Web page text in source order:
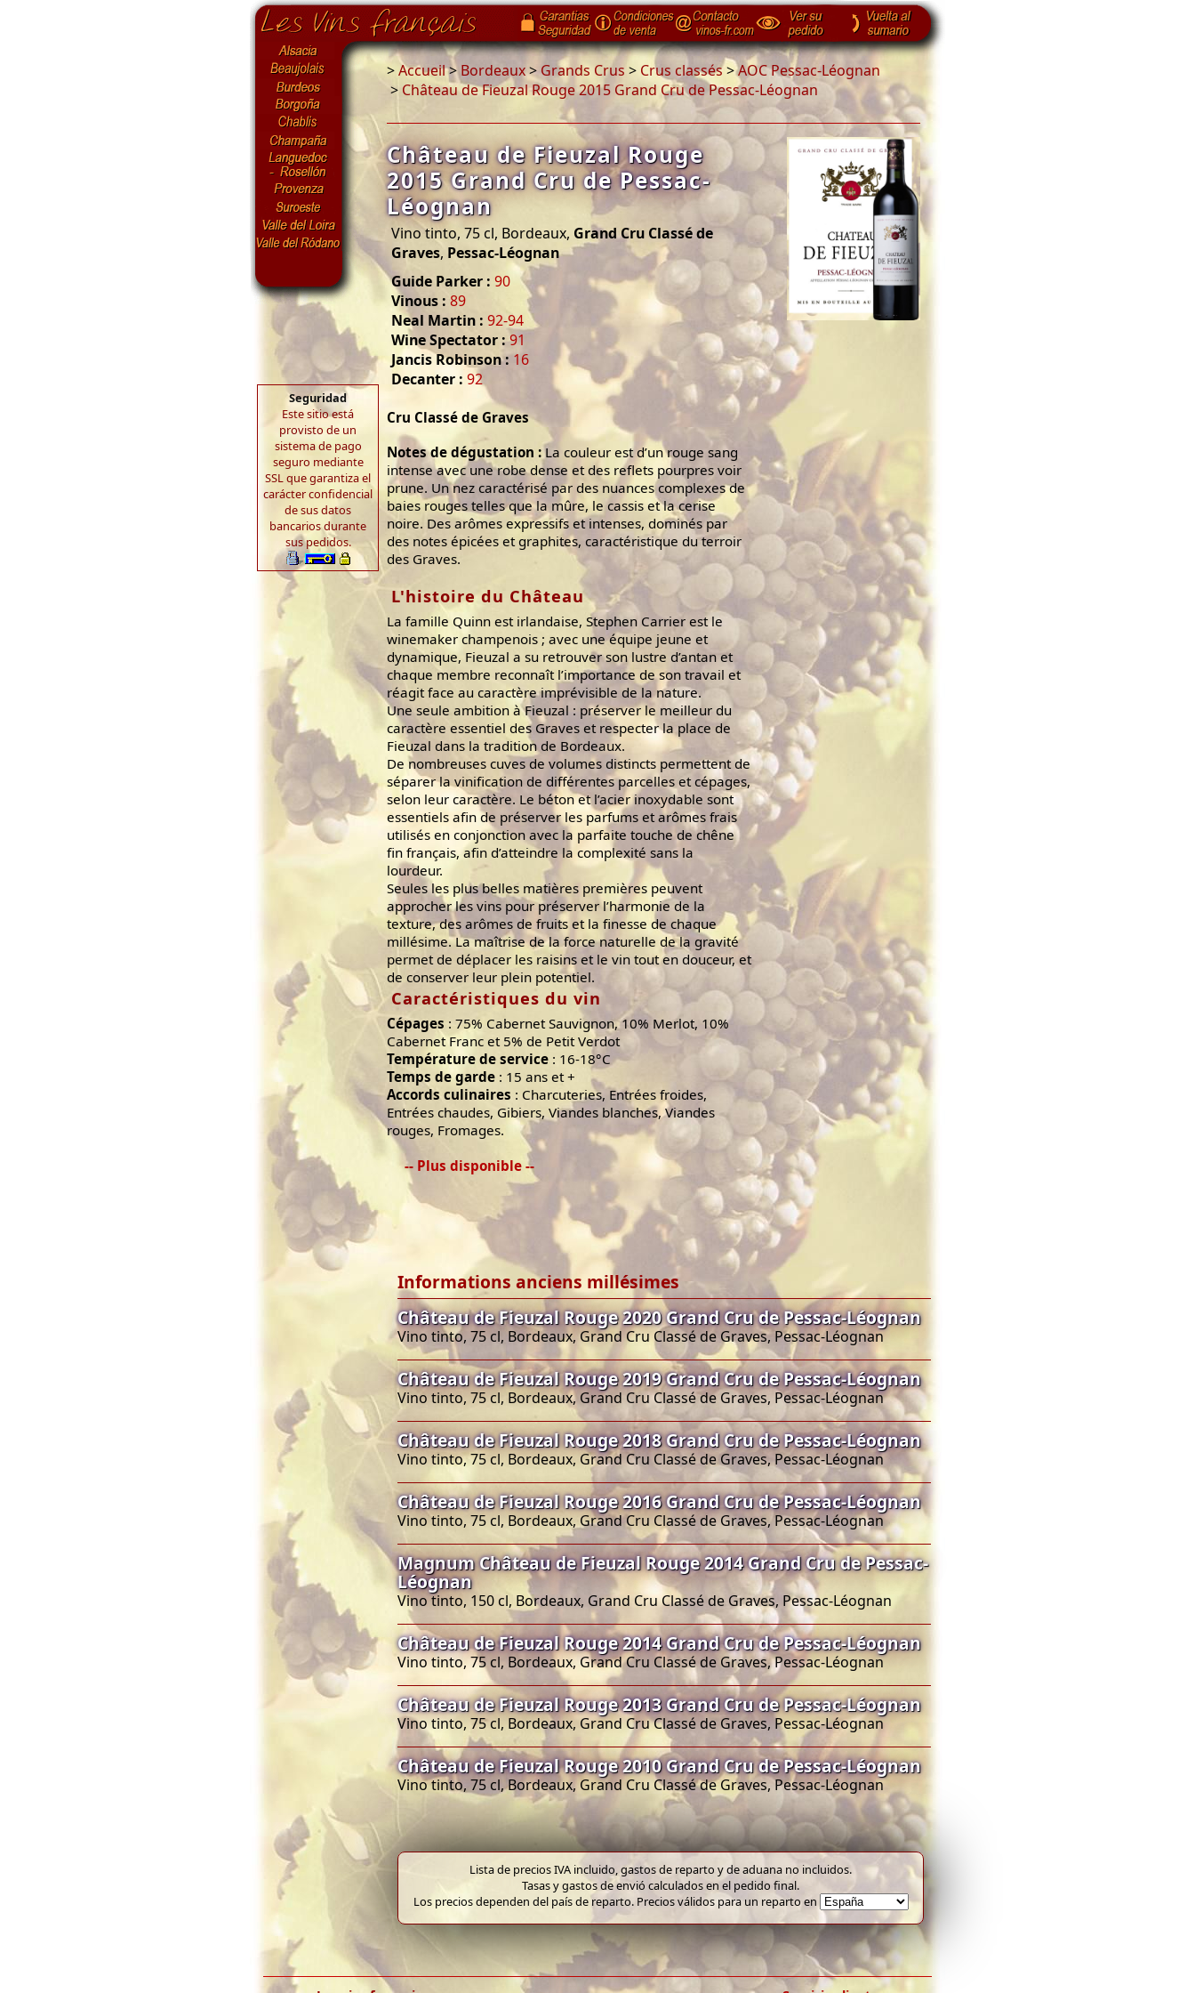
Seguridad
Este sitio está
provisto de un
sistema de pago
seguro mediante
SSL que garantiza el
carácter confidencial
de sus datos
bancarios durante
sus pedidos.
>Accueil>Bordeaux> Grands Crus > Crus classés>AOC Pessac-Léognan
> Château de Fieuzal Rouge 2015 Grand Cru de Pessac-Léognan
Château de Fieuzal Rouge
2015 Grand Cru de Pessac-
Léognan
Vino tinto, 75 cl, Bordeaux, Grand Cru Classé de
Graves, Pessac-Léognan
Guide Parker : 90
Vinous : 89
Neal Martin : 92-94
Wine Spectator :91
Jancis Robinson :16
Decanter : 92
Cru Classé de Graves
Notes de dégustation :La couleur est d’un rouge sang
intense avec une robe dense et des reflets pourpres voir
prune. Un nez caractérisé par des nuances complexes de
baies rouges telles que la mûre, le cassis et la cerise
noire. Des arômes expressifs et intenses, dominés par
des notes épicées et graphites, caractéristique du terroir
des Graves.
L'histoire du Château
La famille Quinn est irlandaise, Stephen Carrier est le
winemaker champenois ; avec une équipe jeune et
dynamique, Fieuzal a su retrouver son lustre d’antan et
chaque membre reconnaît l’importance de son travail et
réagit face au caractère imprévisible de la nature.
Une seule ambition à Fieuzal : préserver le meilleur du
caractère essentiel des Graves et respecter la place de
Fieuzal dans la tradition de Bordeaux.
De nombreuses cuves de volumes distincts permettent de
séparer la vinification de différentes parcelles et cépages,
selon leur caractère. Le béton et l’acier inoxydable sont
essentiels afin de préserver les parfums et arômes frais
utilisés en conjonction avec la parfaite touche de chêne
fin français, afin d’atteindre la complexité sans la
lourdeur.
Seules les plus belles matières premières peuvent
approcher les vins pour préserver l’harmonie de la
texture, des arômes de fruits et la finesse de chaque
millésime. La maîtrise de la force naturelle de la gravité
permet de déplacer les raisins et le vin tout en douceur, et
de conserver leur plein potentiel.
Caractéristiques du vin
Cépages : 75% Cabernet Sauvignon, 10% Merlot, 10%
Cabernet Franc et 5% de Petit Verdot
Température de service : 16-18°C
Temps de garde : 15 ans et +
Accords culinaires : Charcuteries, Entrées froides,
Entrées chaudes, Gibiers, Viandes blanches, Viandes
rouges, Fromages.
-- Plus disponible --
Informations anciens millésimes
Château de Fieuzal Rouge 2020 Grand Cru de Pessac-Léognan
Vino tinto, 75 cl, Bordeaux, Grand Cru Classé de Graves, Pessac-Léognan
Château de Fieuzal Rouge 2019 Grand Cru de Pessac-Léognan
Vino tinto, 75 cl, Bordeaux, Grand Cru Classé de Graves, Pessac-Léognan
Château de Fieuzal Rouge 2018 Grand Cru de Pessac-Léognan
Vino tinto, 75 cl, Bordeaux, Grand Cru Classé de Graves, Pessac-Léognan
Château de Fieuzal Rouge 2016 Grand Cru de Pessac-Léognan
Vino tinto, 75 cl, Bordeaux, Grand Cru Classé de Graves, Pessac-Léognan
Magnum Château de Fieuzal Rouge 2014 Grand Cru de Pessac-
Léognan
Vino tinto, 150 cl, Bordeaux, Grand Cru Classé de Graves, Pessac-Léognan
Château de Fieuzal Rouge 2014 Grand Cru de Pessac-Léognan
Vino tinto, 75 cl, Bordeaux, Grand Cru Classé de Graves, Pessac-Léognan
Château de Fieuzal Rouge 2013 Grand Cru de Pessac-Léognan
Vino tinto, 75 cl, Bordeaux, Grand Cru Classé de Graves, Pessac-Léognan
Château de Fieuzal Rouge 2010 Grand Cru de Pessac-Léognan
Vino tinto, 75 cl, Bordeaux, Grand Cru Classé de Graves, Pessac-Léognan
Lista de precios IVA incluido, gastos de reparto y de aduana no incluidos.
Tasas y gastos de envió calculados en el pedido final.
Los precios dependen del país de reparto. Precios válidos para un reparto en